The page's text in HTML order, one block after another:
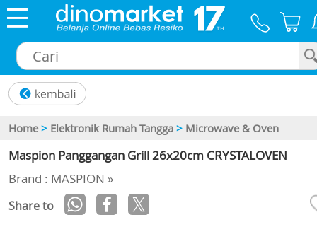
Home > Elektronik Rumah Tangga > Microwave & Oven
Maspion Panggangan Grill 26x20cm CRYSTALOVEN
Brand : MASPION »
Share to